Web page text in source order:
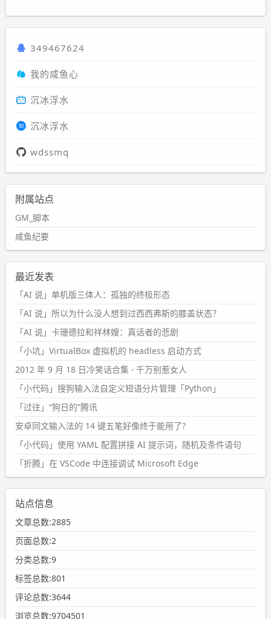
349467624
我的咸鱼心
沉冰浮水
沉冰浮水
wdssmq
附属站点
GM_脚本
咸鱼纪要
最近发表
「AI 说」单机版三体人：孤独的终极形态
「AI 说」所以为什么没人想到过西西弗斯的膝盖状态？
「AI 说」卡珊德拉和祥林嫂：真话者的悲剧
「小坑」VirtualBox 虚拟机的 headless 启动方式
2012 年 9 月 18 日冷笑话合集 - 千万别惹女人
「小代码」搜狗输入法自定义短语分片管理「Python」
「过往」“狗日的”腾讯
安卓同文输入法的 14 键五笔好像终于能用了?
「小代码」使用 YAML 配置拼接 AI 提示词，随机及条件语句
「折腾」在 VSCode 中连接调试 Microsoft Edge
站点信息
文章总数:2885
页面总数:2
分类总数:9
标签总数:801
评论总数:3644
浏览总数:9704501